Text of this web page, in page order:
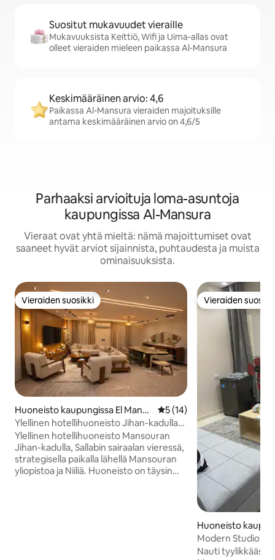
Suositut mukavuudet vieraille
Mukavuuksista Keittiö, Wifi ja Uima-allas ovat
olleet vieraiden mieleen paikassa Al-Mansura
Keskimääräinen arvio: 4,6
Paikassa Al-Mansura vieraiden majoituksille
antama keskimääräinen arvio on 4,6/5
Parhaaksi arvioituja loma-asuntoja
kaupungissa Al-Mansura
Vieraat ovat yhtä mieltä: nämä majoittumiset ovat
saaneet hyvät arviot sijainnista, puhtaudesta ja muista
ominaisuuksista.
Vieraiden suosikki
Vieraiden suosikki
Huoneisto kaupungissa El Manso
ura 1
Keskimääräinen arvio 5/5,
5 (14)
Ylellinen hotellihuoneisto Jihan-kadulla
lähellä yliopistoa ja Niiliä
Ylellinen hotellihuoneisto Mansouran
Jihan-kadulla, Sallabin sairaalan vieressä,
strategisella paikalla lähellä Mansouran
yliopistoa ja Niiliä. Huoneisto on täysin
Vieraiden
Vieraiden
Huoneisto
oura Qism 2
Modern Studio
Yliopistoa
Nauti